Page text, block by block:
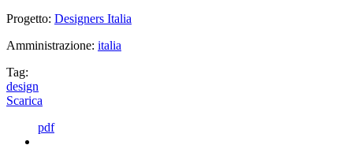
Progetto: Designers Italia
Amministrazione: italia
Tag:
design
Scarica
pdf